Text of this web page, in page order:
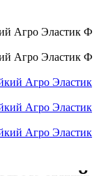
Агро Эластик Ф
Агро Эластик Ф